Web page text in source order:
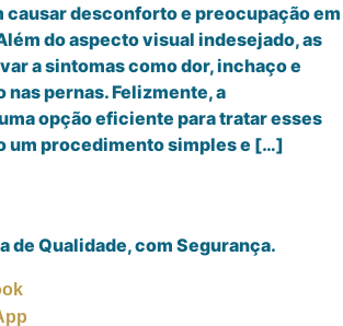
causar desconforto e preocupação em
do aspecto visual indesejado, as
a sintomas como dor, inchaço e
nas pernas. Felizmente, a
opção eficiente para tratar esses
um procedimento simples e […]
de Qualidade, com Segurança.